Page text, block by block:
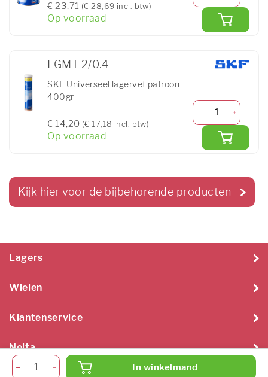
€ 23,71 (€ 28,69 incl. btw)
Op voorraad
LGMT 2/0.4
SKF Universeel lagervet patroon
400gr
€ 14,20 (€ 17,18 incl. btw)
Op voorraad
Kijk hier voor de bijbehorende producten
In winkelmand
Lagers
Wielen
Klantenservice
Neita